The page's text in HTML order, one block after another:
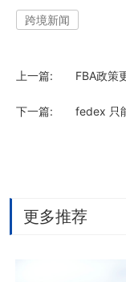
跨境新闻
上一篇: FBA政策
下一篇: fedex 只
更多推荐